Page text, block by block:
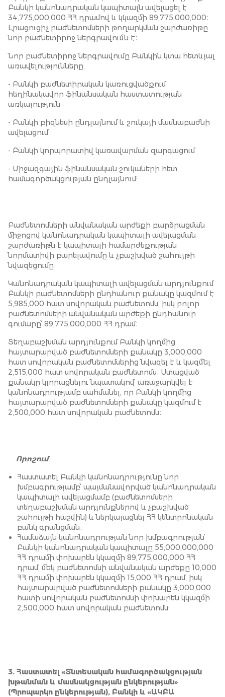
Բանկի կանոնադրական կապիտալն ավելացել է
34,775,000,000 ՀՀ դրամով և կկազմի 89,775,000,000։
Լրացուցիչ բաժնետոմսերի թողարկման շարժառիթը
նոր բաժնետիրոջ ներգրավումն է։
Նոր բաժնետիրոջ ներգրավումը Բանկին կտա հետևյալ
առավելությունները.
- Բանկի բաժնետիրական կառուցվածքում
հեղինակավոր ֆինանսական հաստատության
առկայություն
- Բանկի բիզնեսի ընդլայնում և շուկայի մասնաբաժնի
ավելացում
- Բանկի կորպորատիվ կառավարման զարգացում
- Միջազգային ֆինանսական շուկաների հետ
համագործակցության ընդլայնում:
Բաժնետոմսերի անվանական արժեքի բարձրացման
միջոցով կանոնադրական կապիտալի ավելացման
շարժառիթն է կապիտալի համարժեքության
նորմատիվի բարելավումը և չբաշխված շահույթի
նվազեցումը։
Կանոնադրական կապիտալի ավելացման արդյունքում
Բանկի բաժնետոմսերի ընդհանուր քանակը կազմում է
5,985,000 հատ սովորական բաժնետոմս, իսկ բոլոր
բաժնետոմսերի անվանական արժեքի ընդհանուր
գումարը՝ 89,775,000,000 ՀՀ դրամ։
Տեղաբաշխման արդյունքում Բանկի կողմից
հայտարարված բաժնետոմսերի քանակը 3,000,000
հատ սովորական բաժնետոմսերից նվազել է և կազմել
2,515,000 հատ սովորական բաժնետոմս։ Ստացված
քանակը կլորացնելու նպատակով՝ առաջարկվել է
կանոնադրությամբ սահմանել, որ Բանկի կողմից
հայտարարված բաժնետոմսերի քանակը կազմում է
2,500,000 հատ սովորական բաժնետոմս։
Որոշում
Հաստատել Բանկի կանոնադրությունը նոր
խմբագրությամբ՝ պայմանավորված կանոնադրական
կապիտալի ավելացմամբ (բաժնետոմսերի
տեղաբաշխման արդյունքներով և չբաշխված
շահույթի հաշվին) և ներկայացնել ՀՀ կենտրոնական
բանկ գրանցման։
Համաձայն կանոնադրության նոր խմբագրության՝
Բանկի կանոնադրական կապիտալը 55,000,000,000
ՀՀ դրամի փոխարեն կկազմի 89,775,000,000 ՀՀ
դրամ, մեկ բաժնետոմսի անվանական արժեքը 10,000
ՀՀ դրամի փոխարեն կկազմի 15,000 ՀՀ դրամ, իսկ
հայտարարված բաժնետոմսերի քանակը 3,000,000
հատի սովորական բաժնետոմսի փոխարեն կկազմի
2,500,000 հատ սովորական բաժնետոմս:
3. Հաստատել «Տնտեսական համագործակցության
խթանման և մասնակցության ընկերության»
(Պրոպարկո ընկերության), Բանկի և «ԱԿԲԱ